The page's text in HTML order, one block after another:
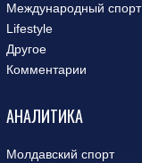
Международный спорт
Lifestyle
Другое
Комментарии
АНАЛИТИКА
Молдавский спорт